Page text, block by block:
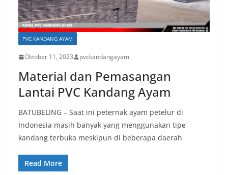
PVC KANDANG AYAM
Oktober 11, 2023 pvckandangayam
Material dan Pemasangan
Lantai PVC Kandang Ayam
BATUBELING – Saat ini peternak ayam petelur di
Indonesia masih banyak yang menggunakan tipe
kandang terbuka meskipun di beberapa daerah
Read More